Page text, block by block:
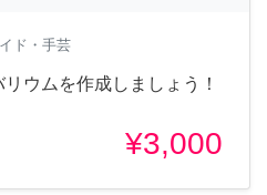
ド・手芸
ウムを作成しましょう！
¥3,000